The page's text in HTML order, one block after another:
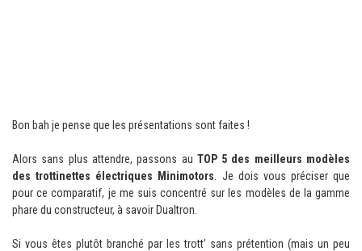
Bon bah je pense que les présentations sont faites !
Alors sans plus attendre, passons au TOP 5 des meilleurs modèles
des trottinettes électriques Minimotors . Je dois vous préciser que
pour ce comparatif, je me suis concentré sur les modèles de la gamme
phare du constructeur, à savoir Dualtron.
Si vous êtes plutôt branché par les trott’ sans prétention (mais un peu